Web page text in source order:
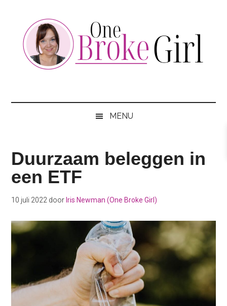
content
secondary
MENU
Duurzaam beleggen in
een ETF
10 juli 2022 door Iris Newman (One Broke Girl)